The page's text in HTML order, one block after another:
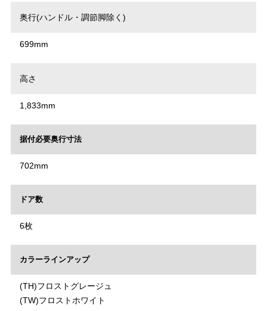
奥行(ハンドル・調節脚除く)
699mm
高さ
1,833mm
据付必要奥行寸法
702mm
ドア数
6枚
カラーラインアップ
(TH)フロストグレージュ
(TW)フロストホワイト